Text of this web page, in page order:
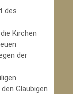
des
Kirchen
der
Gläubigen